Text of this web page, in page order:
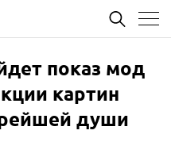
показ мод
картин
души